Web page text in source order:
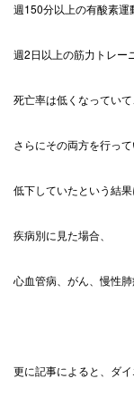
週150分以上の有酸素運
週2日以上の筋力トレー
死亡率は低くなっていて
さらにその両方を行っ
低下していたという結果
疾病別に見た場合、
心血管病、がん、慢性
更に記事によると、ダ